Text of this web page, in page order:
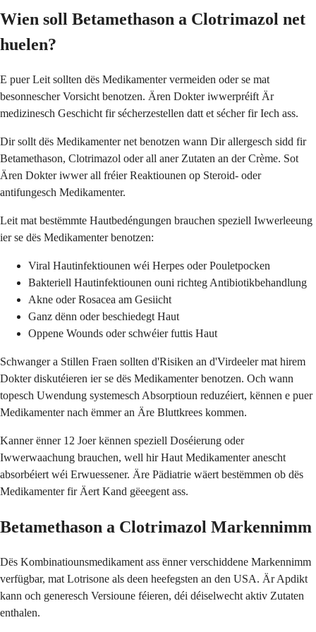
Wien soll Betamethason a Clotrimazol net
huelen?
E puer Leit sollten dës Medikamenter vermeiden oder se mat
besonnescher Vorsicht benotzen. Ären Dokter iwwerpréift Är
medizinesch Geschicht fir sécherzestellen datt et sécher fir Iech ass.
Dir sollt dës Medikamenter net benotzen wann Dir allergesch sidd fir
Betamethason, Clotrimazol oder all aner Zutaten an der Crème. Sot
Ären Dokter iwwer all fréier Reaktiounen op Steroid- oder
antifungesch Medikamenter.
Leit mat bestëmmte Hautbedéngungen brauchen speziell Iwwerleeung
ier se dës Medikamenter benotzen:
Viral Hautinfektiounen wéi Herpes oder Pouletpocken
Bakteriell Hautinfektiounen ouni richteg Antibiotikbehandlung
Akne oder Rosacea am Gesiicht
Ganz dënn oder beschiedegt Haut
Oppene Wounds oder schwéier futtis Haut
Schwanger a Stillen Fraen sollten d'Risiken an d'Virdeeler mat hirem
Dokter diskutéieren ier se dës Medikamenter benotzen. Och wann
topesch Uwendung systemesch Absorptioun reduzéiert, kënnen e puer
Medikamenter nach ëmmer an Äre Bluttkrees kommen.
Kanner ënner 12 Joer kënnen speziell Doséierung oder
Iwwerwaachung brauchen, well hir Haut Medikamenter anescht
absorbéiert wéi Erwuessener. Äre Pädiatrie wäert bestëmmen ob dës
Medikamenter fir Äert Kand gëeegent ass.
Betamethason a Clotrimazol Markennimm
Dës Kombinatiounsmedikament ass ënner verschiddene Markennimm
verfügbar, mat Lotrisone als deen heefegsten an den USA. Är Apdikt
kann och generesch Versioune féieren, déi déiselwecht aktiv Zutaten
enthalen.